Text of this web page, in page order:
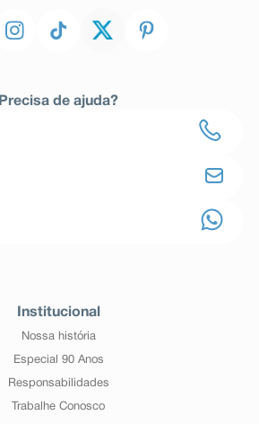
Precisa de ajuda?
Institucional
Nossa história
Especial 90 Anos
Responsabilidades
Trabalhe Conosco